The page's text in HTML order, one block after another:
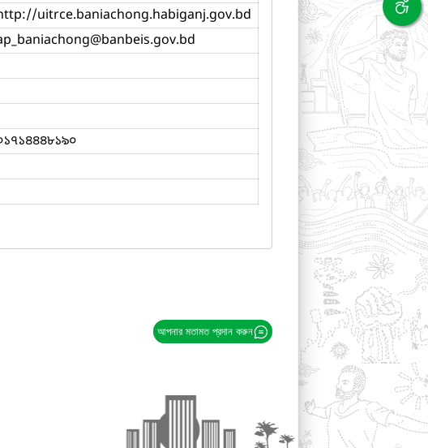
uitrce.baniachong.habiganj.gov.bd
@banbeis.gov.bd
আপনার মতামত প্রদান করুন